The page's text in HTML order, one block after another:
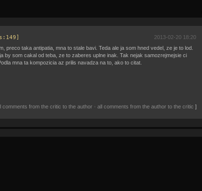
2013-02-20 18:20
preco taka antipatia, mna to stale bavi. Teda ale ja som hned vedel, ze je to lod.
by som cakal od teba, ze to zaberes uplne inak. Tak nejak samozrejmejsie ci
mna ta kompozicia az prilis navadza na to, ako to citat.
comments from the critic to the author all comments from the author to the critic ]